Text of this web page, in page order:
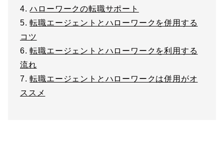
4.ハローワークの転職サポート
5.転職エージェントとハローワークを併用する
コツ
6.転職エージェントとハローワークを利用する
流れ
7.転職エージェントとハローワークは併用がオ
ススメ